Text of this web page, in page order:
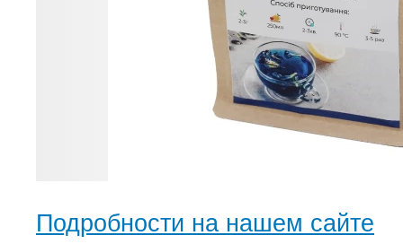
Подробности на нашем сайте